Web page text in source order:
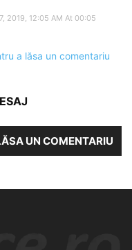
2019, 12:05 AM At 00:05
a lăsa un comentariu
UN COMENTARIU